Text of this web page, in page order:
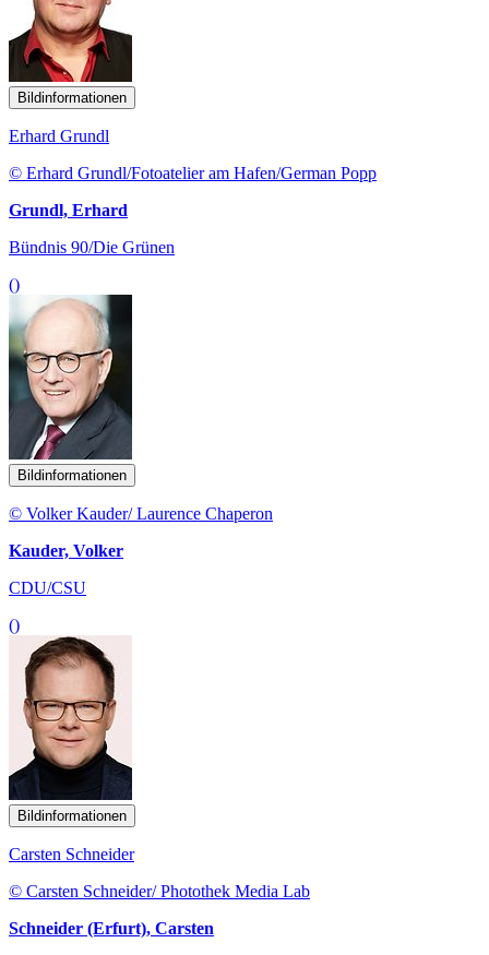
Bildinformationen
Erhard Grundl
© Erhard Grundl/Fotoatelier am Hafen/German Popp
Grundl, Erhard
Bündnis 90/Die Grünen
()
Bildinformationen
© Volker Kauder/ Laurence Chaperon
Kauder, Volker
CDU/CSU
()
Bildinformationen
Carsten Schneider
© Carsten Schneider/ Photothek Media Lab
Schneider (Erfurt), Carsten